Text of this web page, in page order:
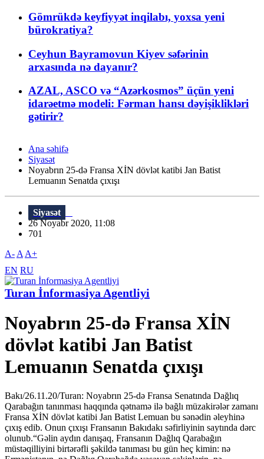
Gömrükdə keyfiyyət inqilabı, yoxsa yeni
bürokratiya?
Ceyhun Bayramovun Kiyev səfərinin
arxasında nə dayanır?
AZAL, ASCO və “Azərkosmos” üçün yeni
idarəetmə modeli: Fərman hansı dəyişiklikləri
gətirir?
Ana səhifə
Siyasət
Noyabrın 25-də Fransa XİN dövlət katibi Jan Batist
Lemuanın Senatda çıxışı
Siyasət
26 Noyabr 2020, 11:08
701
A- A A+
EN RU
Turan İnformasiya Agentliyi
Noyabrın 25-də Fransa XİN
dövlət katibi Jan Batist
Lemuanın Senatda çıxışı
Bakı/26.11.20/Turan: Noyabrın 25-də Fransa Senatında Dağlıq
Qarabağın tanınması haqqında qətnamə ilə bağlı müzakirələr zamanı
Fransa XİN dövlət katibi Jan Batist Lemuan bu sənədin əleyhinə
çıxış edib. Onun çıxışı Fransanın Bakıdakı səfirliyinin saytında dərc
olunub.“Gəlin aydın danışaq, Fransanın Dağlıq Qarabağın
müstəqilliyini birtərəfli şəkildə tanıması bu gün heç kimin: nə